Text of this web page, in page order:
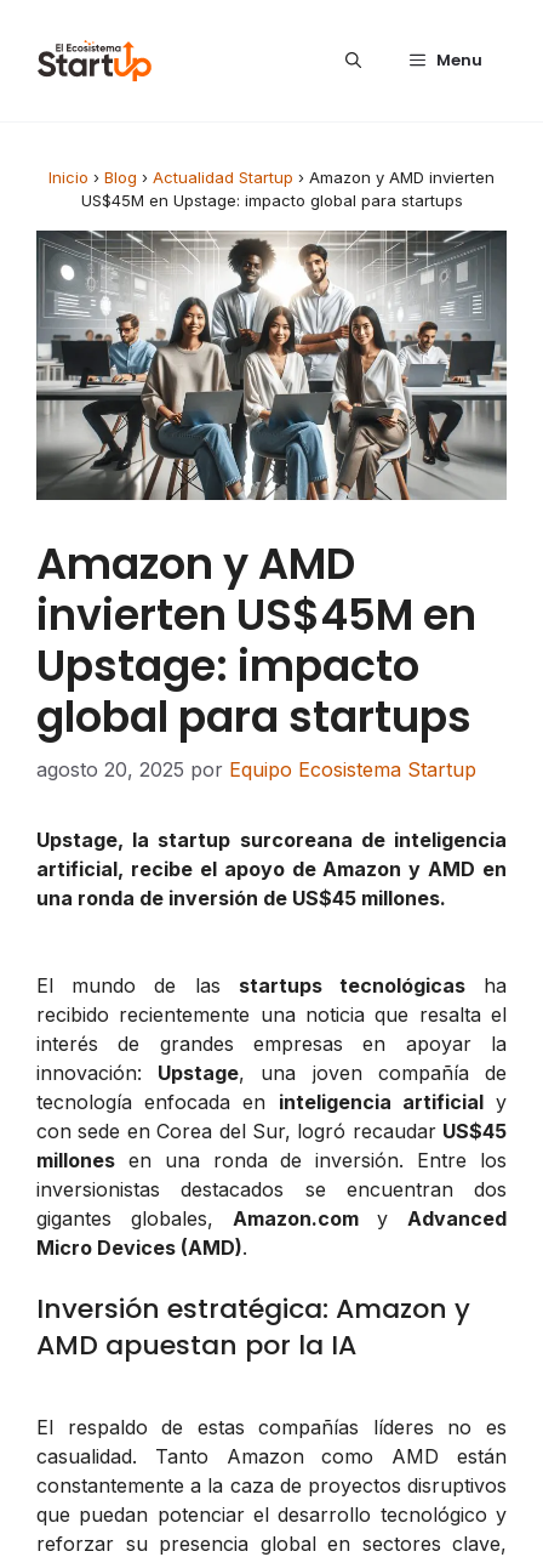
Menu
Inicio › Blog › Actualidad Startup › Amazon y AMD invierten
US$45M en Upstage: impacto global para startups
Amazon y AMD
invierten US$45M en
Upstage: impacto
global para startups
agosto 20, 2025 por Equipo Ecosistema Startup
Upstage, la startup surcoreana de inteligencia
artificial, recibe el apoyo de Amazon y AMD en
una ronda de inversión de US$45 millones.
El mundo de las startups tecnológicasha
recibido recientemente una noticia que resalta el
interés de grandes empresas en apoyar la
innovación: Upstage, una joven compañía de
tecnología enfocada en inteligencia artificialy
con sede en Corea del Sur, logró recaudar US$45
millones en una ronda de inversión. Entre los
inversionistas destacados se encuentran dos
gigantes globales, Amazon.comy Advanced
Micro Devices (AMD).
Inversión estratégica: Amazon y
AMD apuestan por la IA
El respaldo de estas compañías líderes no es
casualidad. Tanto Amazon como AMD están
constantemente a la caza de proyectos disruptivos
que puedan potenciar el desarrollo tecnológico y
reforzar su presencia global en sectores clave,